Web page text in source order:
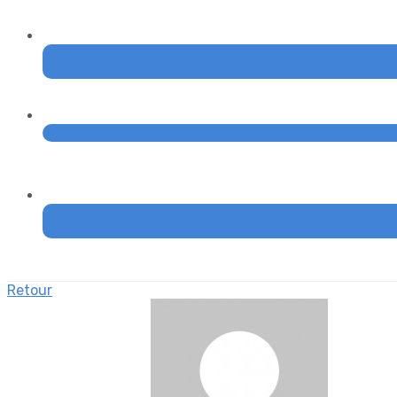
Retour